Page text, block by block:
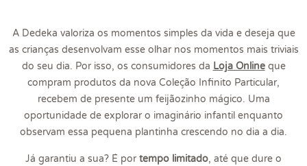
A Dedeka valoriza os momentos simples da vida e deseja que
as crianças desenvolvam esse olhar nos momentos mais triviais
do seu dia. Por isso, os consumidores da Loja Onlineque
compram produtos da nova Coleção Infinito Particular,
recebem de presente um feijãozinho mágico. Uma
oportunidade de explorar o imaginário infantil enquanto
observam essa pequena plantinha crescendo no dia a dia.
Já garantiu a sua? É portempo limitado, até que dure o